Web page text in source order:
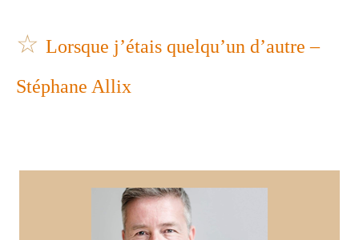
☆ Lorsque j’étais quelqu’un d’autre –
Stéphane Allix